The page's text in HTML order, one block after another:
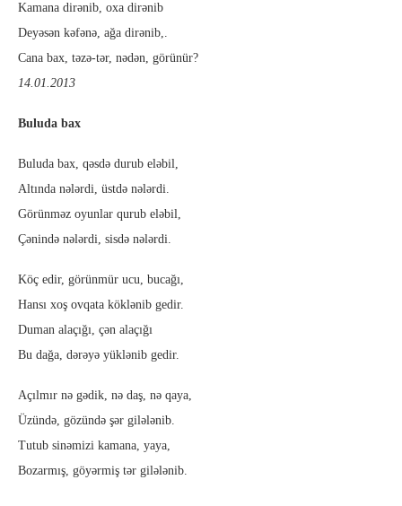
Kamana dirənib, oxa dirənib
Deyəsən kəfənə, ağa dirənib,.
Cana bax, təzə-tər, nədən, görünür?
14.01.2013
Buluda bax
Buluda bax, qəsdə durub eləbil,
Altında nələrdi, üstdə nələrdi.
Görünməz oyunlar qurub eləbil,
Çənində nələrdi, sisdə nələrdi.
Köç edir, görünmür ucu, bucağı,
Hansı xoş ovqata köklənib gedir.
Duman alaçığı, çən alaçığı
Bu dağa, dərəyə yüklənib gedir.
Açılmır nə gədik, nə daş, nə qaya,
Üzündə, gözündə şər gilələnib.
Tutub sinəmizi kamana, yaya,
Bozarmış, göyərmiş tər gilələnib.